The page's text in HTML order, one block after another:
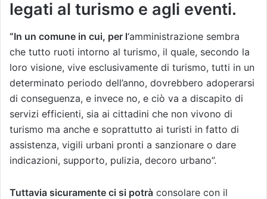
legati al turismo e agli eventi.
“In un comune in cui, per l‘amministrazione sembra
che tutto ruoti intorno al turismo, il quale, secondo la
loro visione, vive esclusivamente di turismo, tutti in un
determinato periodo dell’anno, dovrebbero adoperarsi
di conseguenza, e invece no, e ciò va a discapito di
servizi efficienti, sia ai cittadini che non vivono di
turismo ma anche e soprattutto ai turisti in fatto di
assistenza, vigili urbani pronti a sanzionare o dare
indicazioni, supporto, pulizia, decoro urbano”.
Tuttavia sicuramente ci si potrà consolare con il